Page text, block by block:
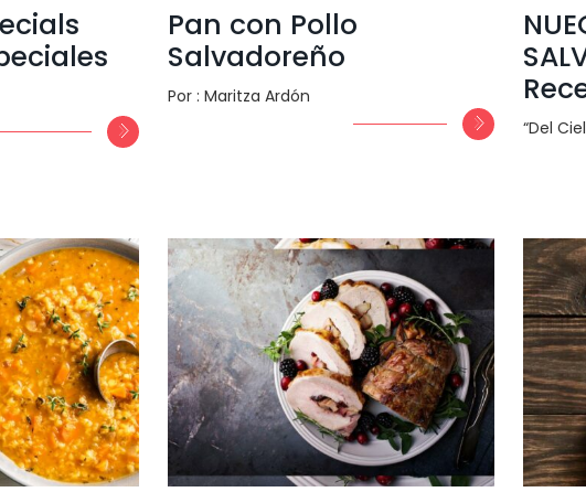
Pan con Pollo
Salvadoreño
Por : Maritza Ardón
“Del